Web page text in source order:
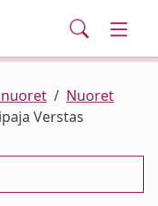
Haku
Nuoret
Verstas